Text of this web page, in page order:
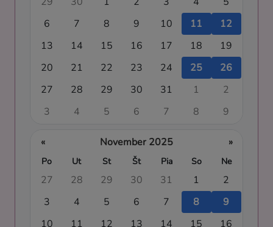
6
7 8 9 10 11
12
13
14 15 16 17 18
19
20
21 22 23 24 25
26
27
28 29 30 31 1
2
3
4 5 6 7 8 9
« November 2025 »
Po Ut St Št Pia So Ne
27 28 29 30 31 1
2
3
4 5 6 7 8
9
10
11 12 13 14 15 16